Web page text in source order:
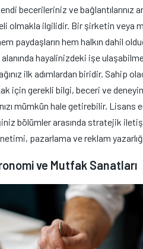
becerileriniz ve
olmakla ilgilidir. Bir şirketin veya
paydaşların hem halkın dahil
alanında hayalinizdeki işe
ilk adımlardan biridir. Sahip
için gerekli bilgi, beceri ve
mümkün hale getirebilir. Lisans
bölümler arasında stratejik
pazarlama ve reklam
ve Mutfak Sanatları